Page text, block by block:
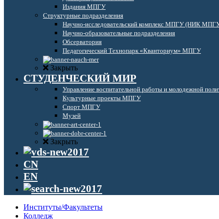
Издания МПГУ
Структурные подразделения
Научно-исследовательский комплекс МПГУ (НИК
Научно-образовательные подразделения
Обсерватория
Педагогический Технопарк «Кванториум» МПГУ
Закрыть
СТУДЕНЧЕСКИЙ МИР
Управление воспитательной работы и молодежной
Культурные проекты МПГУ
Спорт МПГУ
Музей
Закрыть
CN
EN
Институты/Факультеты
Колледж